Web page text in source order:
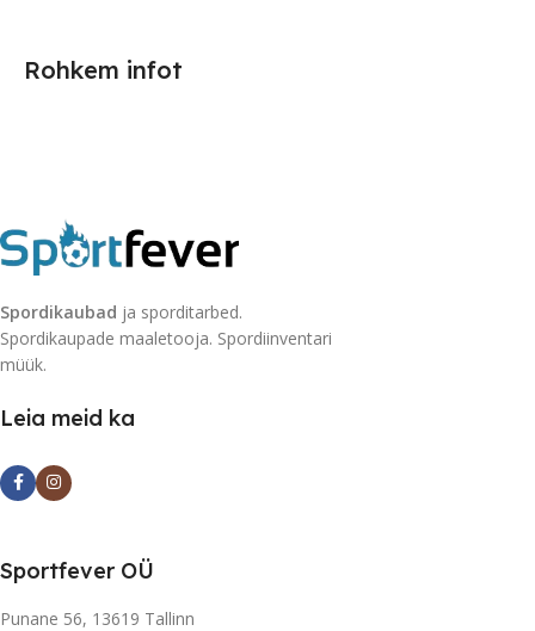
Rohkem infot
Spordikaubad ja sporditarbed.
Spordikaupade maaletooja. Spordiinventari
müük.
Leia meid ka
Sportfever OÜ
Punane 56, 13619 Tallinn